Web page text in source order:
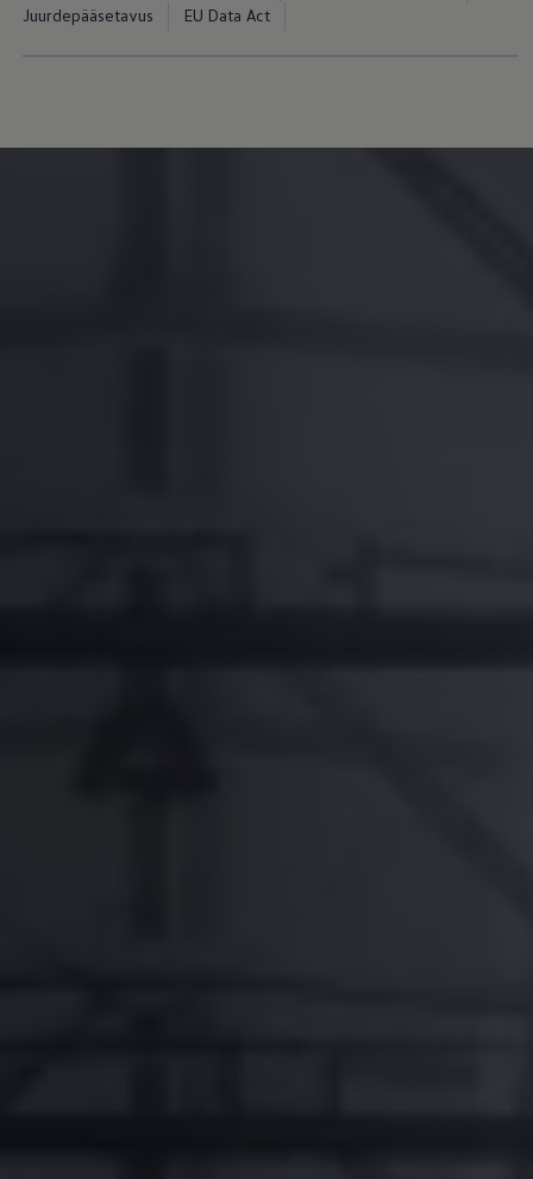
Mootoriõli ja töövedelikud
Transpordi- ja pagasilahendused
Juurdepääsetavus
EU Data Act